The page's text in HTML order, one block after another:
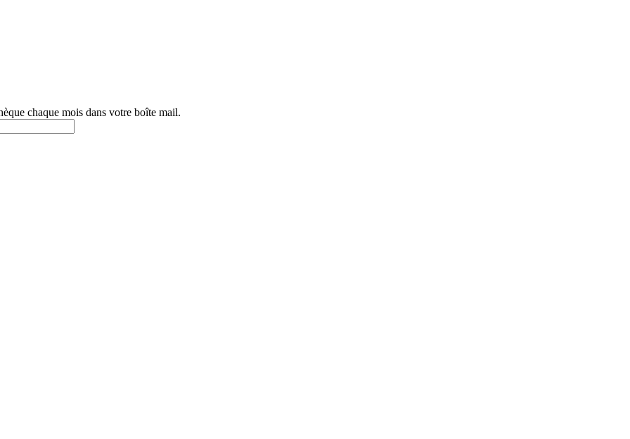
chaque mois dans votre boîte mail.